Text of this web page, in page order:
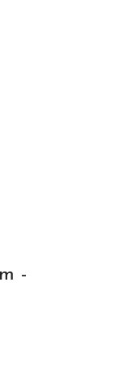
-